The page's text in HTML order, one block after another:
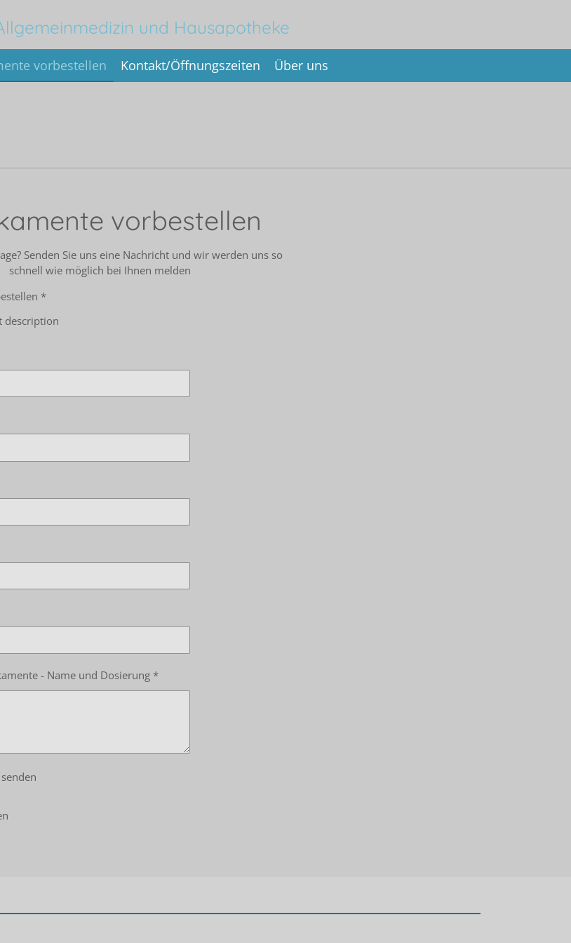
und Hausapotheke
vorbestellen Kontakt/Öffnungszeiten Über uns
vorbestellen
Senden Sie uns eine Nachricht und wir werden uns so
schnell wie möglich bei Ihnen melden
*
description
- Name und Dosierung *